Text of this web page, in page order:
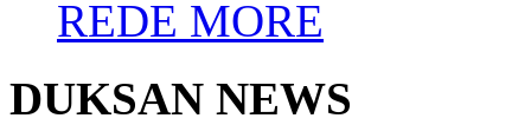
러분께 깊은 감사의
낌없는 격려와 성원